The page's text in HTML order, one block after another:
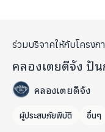
ร่วมบริจาคให้กับโครงก
คลองเตยดีจัง ปั
คลองเตยดีจัง
ผู้ประสบภัยพิบัติ อื่นๆ